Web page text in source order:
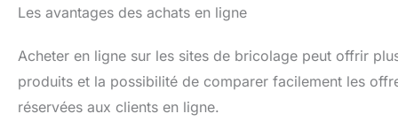
Les avantages des achats en ligne
Acheter en ligne sur les sites de bricolage peut offrir
produits et la possibilité de comparer facilement les
réservées aux clients en ligne.